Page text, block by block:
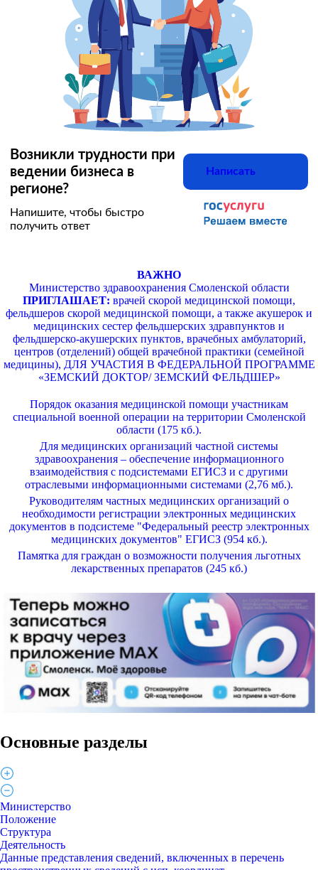
Возникли трудности при
ведении бизнеса в
регионе?
Напишите, чтобы быстро
получить ответ
Написать
ВАЖНО
Министерство здравоохранения Смоленской области
ПРИГЛАШАЕТ: врачей скорой медицинской помощи,
фельдшеров скорой медицинской помощи, а также акушерок и
медицинских сестер фельдшерских здравпунктов и
фельдшерско-акушерских пунктов, врачебных амбулаторий,
центров (отделений) общей врачебной практики (семейной
медицины), ДЛЯ УЧАСТИЯ В ФЕДЕРАЛЬНОЙ ПРОГРАММЕ
«ЗЕМСКИЙ ДОКТОР/ ЗЕМСКИЙ ФЕЛЬДШЕР»
Порядок оказания медицинской помощи участникам
специальной военной операции на территории Смоленской
области (175 кб.).
Для медицинских организаций частной системы
здравоохранения – обеспечение информационного
взаимодействия с подсистемами ЕГИСЗ и с другими
отраслевыми информационными системами (2,76 мб.).
Руководителям частных медицинских организаций о
необходимости регистрации электронных медицинских
документов в подсистеме "Федеральный реестр электронных
медицинских документов" ЕГИСЗ (954 кб.).
Памятка для граждан о возможности получения льготных
лекарственных препаратов (245 кб.)
Основные разделы
Министерство
Положение
Структура
Деятельность
Данные представления сведений, включенных в перечень